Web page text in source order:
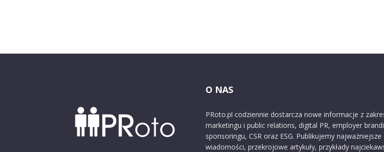
O NAS
PRoto.pl codziennie dostarcza nowe informacje z
marketingu i public relations, digital PR, employer
sponsoringu, CSR oraz ESG. Publikujemy najważniejsze
wiadomości, przekrojowe artykuły, przykłady